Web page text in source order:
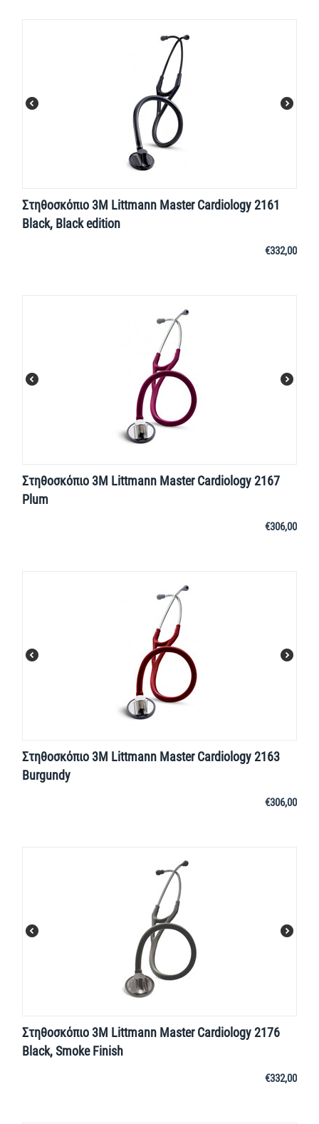
Στηθοσκόπιο 3M Littmann Master Cardiology 2161
Black, Black edition
€332,00
Στηθοσκόπιο 3M Littmann Master Cardiology 2167
Plum
€306,00
Στηθοσκόπιο 3M Littmann Master Cardiology 2163
Burgundy
€306,00
Στηθοσκόπιο 3M Littmann Master Cardiology 2176
Black, Smoke Finish
€332,00